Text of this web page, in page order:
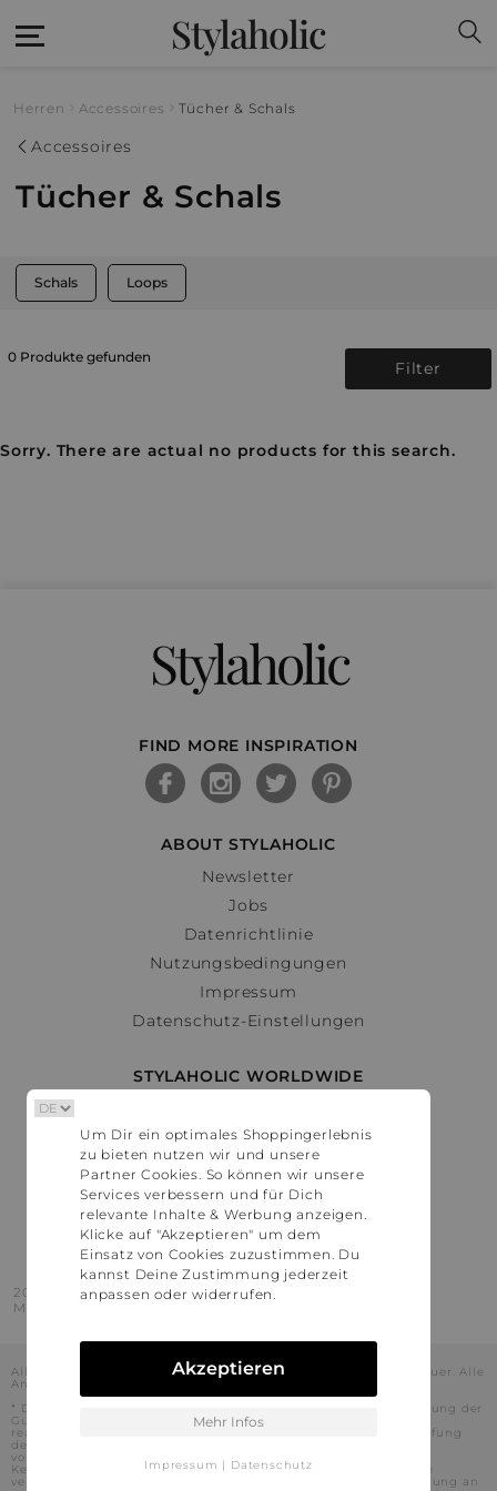
Stylaholic
Herren Accessoires Tücher & Schals
Accessoires
Tücher & Schals
Schals Loops
0 Produkte gefunden
Filter
Sorry. There are actual no products for this search.
Stylaholic
FIND MORE INSPIRATION
ABOUT STYLAHOLIC
Newsletter
Jobs
Datenrichtlinie
Nutzungsbedingungen
Impressum
Datenschutz-Einstellungen
STYLAHOLIC WORLDWIDE
Österreich
Schweiz
France
United States
2016 - 2026 © Stylaholic.
Made for you with love in munich.
Alle Preise inkl. der jeweils geltenden gesetzlichen Mehrwertsteuer. Alle
Angaben ohne Gewähr.
* Die angezeigten Preise beinhalten Rabatte, die durch die Nutzung der
Gutschein-Codes auf den Seiten unserer Partner voraussichtlich
realisiert werden können. Stylaholic führt keine vollständige Prüfung
der Gutschein-Codes durch und es kann daher in Einzelfällen
vorkommen, dass die Gutscheine abweichend von unserem
Kenntnisstand bei dem jeweiligen Shop nicht oder nur teilweise
verwendet werden können. Darüber hinaus kann deren Verwendung an
Um Dir ein optimales Shoppingerlebnis
zu bieten nutzen wir und unsere
Partner Cookies. So können wir unsere
Services verbessern und für Dich
relevante Inhalte & Werbung anzeigen.
Klicke auf "Akzeptieren" um dem
Einsatz von Cookies zuzustimmen. Du
kannst Deine Zustimmung jederzeit
anpassen oder widerrufen.
Akzeptieren
Mehr Infos
Impressum | Datenschutz